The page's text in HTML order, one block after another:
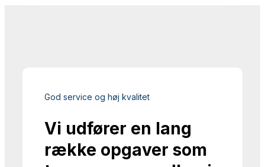
God service og høj kvalitet
Vi udfører en lang
række opgaver som